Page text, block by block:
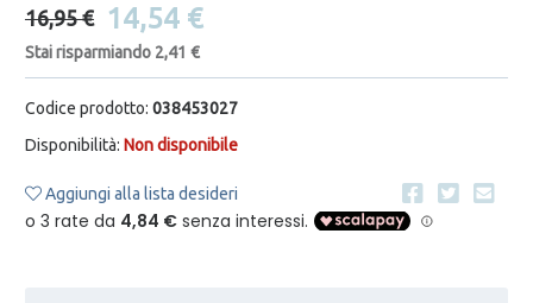
16,95 € 14,54 €
Stai risparmiando 2,41 €
Codice prodotto: 038453027
Disponibilità: Non disponibile
Aggiungi alla lista desideri